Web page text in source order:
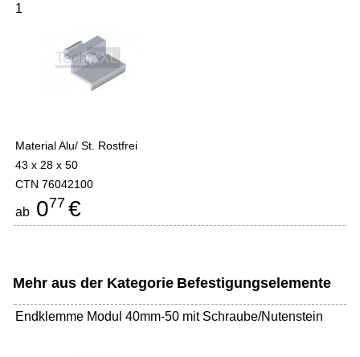
1
Material Alu/ St. Rostfrei
43 x 28 x 50
CTN 76042100
ab 077 €
Mehr aus der Kategorie Befestigungselemente
Endklemme Modul 40mm-50 mit Schraube/Nutenstein